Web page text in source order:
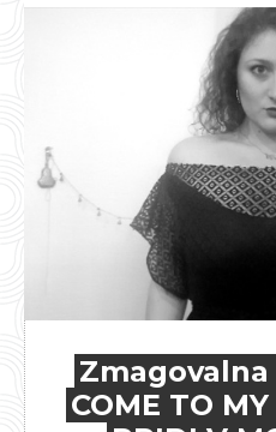
COME TO